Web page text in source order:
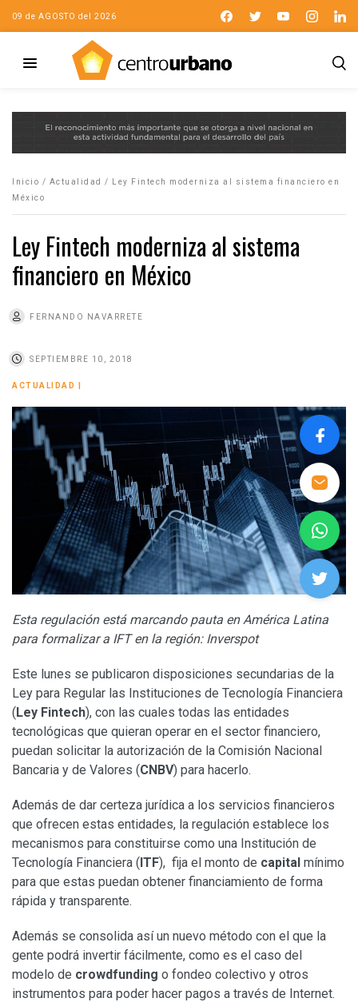
09 de AGOSTO del 2026
Inicio / Actualidad /
Ley Fintech moderniza al sistema financiero en
México
Ley Fintech moderniza al sistema
financiero en México
FERNANDO NAVARRETE
SEPTIEMBRE 10, 2018
ACTUALIDAD
Esta regulación está marcando pauta en América Latina
para formalizar a IFT en la región: Inverspot
Este lunes se publicaron disposiciones secundarias de la
Ley para Regular las Instituciones de Tecnología Financiera
(Ley Fintech), con las cuales todas las entidades
tecnológicas que quieran operar en el sector financiero,
puedan solicitar la autorización de la Comisión Nacional
Bancaria y de Valores (CNBV) para hacerlo.
Además de dar certeza jurídica a los servicios financieros
que ofrecen estas entidades, la regulación establece los
mecanismos para constituirse como una Institución de
Tecnología Financiera (ITF), fija el monto de capital mínimo
para que estas puedan obtener financiamiento de forma
rápida y transparente.
Además se consolida así un nuevo método con el que la
gente podrá invertir fácilmente, como es el caso del
modelo de crowdfunding o fondeo colectivo y otros
instrumentos para poder hacer pagos a través de Internet.